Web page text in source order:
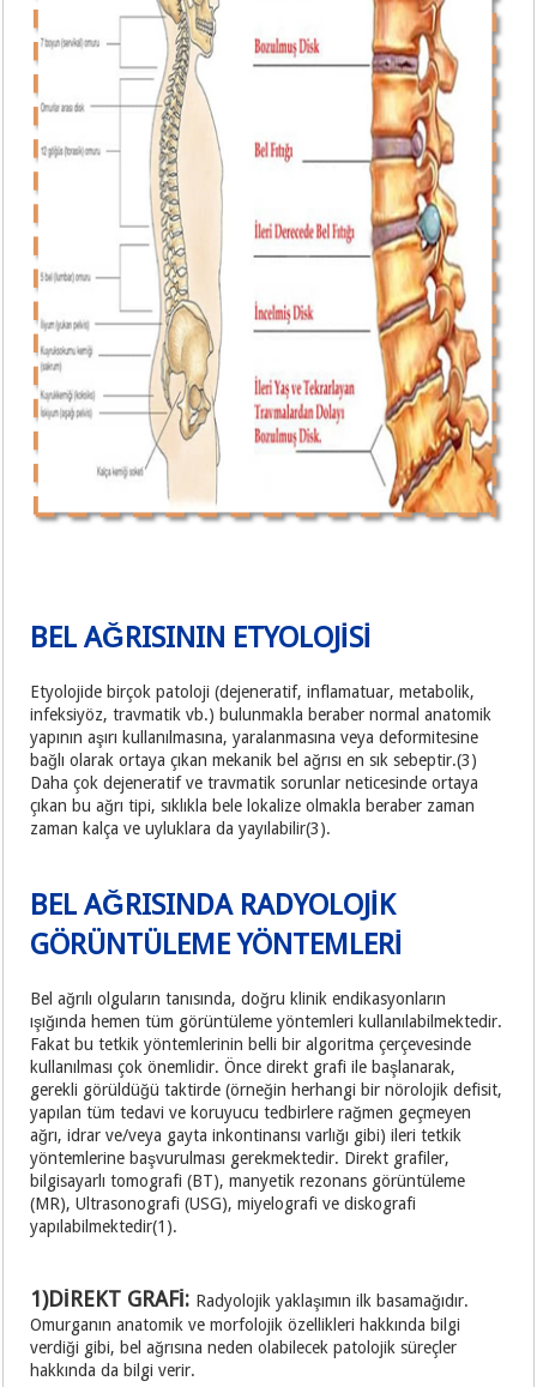
BEL AĞRISININ ETYOLOJİSİ
Etyolojide birçok patoloji (dejeneratif, inflamatuar, metabolik,
infeksiyöz, travmatik vb.) bulunmakla beraber normal anatomik
yapının aşırı kullanılmasına, yaralanmasına veya deformitesine
bağlı olarak ortaya çıkan mekanik bel ağrısı en sık sebeptir.(3)
Daha çok dejeneratif ve travmatik sorunlar neticesinde ortaya
çıkan bu ağrı tipi, sıklıkla bele lokalize olmakla beraber zaman
zaman kalça ve uyluklara da yayılabilir(3).
BEL AĞRISINDA RADYOLOJİK
GÖRÜNTÜLEME YÖNTEMLERİ
Bel ağrılı olguların tanısında, doğru klinik endikasyonların
ışığında hemen tüm görüntüleme yöntemleri kullanılabilmektedir.
Fakat bu tetkik yöntemlerinin belli bir algoritma çerçevesinde
kullanılması çok önemlidir. Önce direkt grafi ile başlanarak,
gerekli görüldüğü taktirde (örneğin herhangi bir nörolojik defisit,
yapılan tüm tedavi ve koruyucu tedbirlere rağmen geçmeyen
ağrı, idrar ve/veya gayta inkontinansı varlığı gibi) ileri tetkik
yöntemlerine başvurulması gerekmektedir. Direkt grafiler,
bilgisayarlı tomografi (BT), manyetik rezonans görüntüleme
(MR), Ultrasonografi (USG), miyelografi ve diskografi
yapılabilmektedir(1).
1)DİREKT GRAFİ: Radyolojik yaklaşımın ilk basamağıdır.
Omurganın anatomik ve morfolojik özellikleri hakkında bilgi
verdiği gibi, bel ağrısına neden olabilecek patolojik süreçler
hakkında da bilgi verir.